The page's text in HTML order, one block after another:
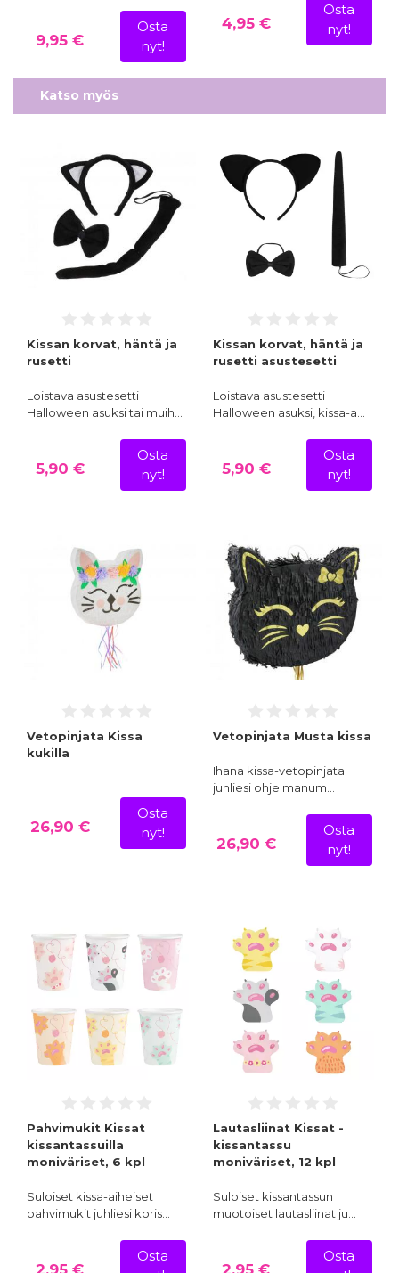
9,95 €
Osta
nyt!
4,95 €
Osta
nyt!
Katso myös
Kissan korvat, häntä ja
rusetti
Loistava asustesetti
Halloween asuksi tai muih…
5,90 €
Osta
nyt!
Kissan korvat, häntä ja
rusetti asustesetti
Loistava asustesetti
Halloween asuksi, kissa-a…
5,90 €
Osta
nyt!
Vetopinjata Kissa
kukilla
26,90 €
Osta
nyt!
Vetopinjata Musta kissa
Ihana kissa-vetopinjata
juhliesi ohjelmanum…
26,90 €
Osta
nyt!
Pahvimukit Kissat
kissantassuilla
moniväriset, 6 kpl
Suloiset kissa-aiheiset
pahvimukit juhliesi koris…
Osta
Lautasliinat Kissat -
kissantassu
moniväriset, 12 kpl
Suloiset kissantassun
muotoiset lautasliinat ju…
Osta